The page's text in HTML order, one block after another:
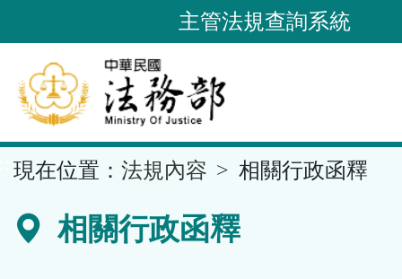
到
要
內
容
區
主管法規查詢系統
現在位置： 法規內容 相關行政函釋
相關行政函釋